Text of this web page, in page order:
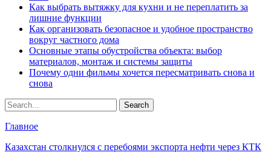
Как выбрать вытяжку для кухни и не переплатить за
лишние функции
Как организовать безопасное и удобное пространство
вокруг частного дома
Основные этапы обустройства объекта: выбор
материалов, монтаж и системы защиты
Почему одни фильмы хочется пересматривать снова и
снова
Главное
Казахстан столкнулся с перебоями экспорта нефти через КТК